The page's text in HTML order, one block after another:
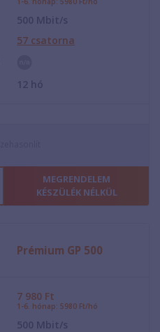
500 Mbit/s
57 csatorna
12 hó
MEGRENDELEM
KÉSZÜLÉK NÉLKÜL
Prémium GP 500
7 980 Ft
1-6. hónap: 5980 Ft/hó
500 Mbit/s